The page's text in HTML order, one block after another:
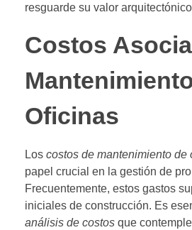
resguarde su valor
Costos
Oficinas
Los costos de mantenimiento de
papel crucial en la gestión de
Frecuentemente, estos gastos
iniciales de construcción. Es
análisis de costos que